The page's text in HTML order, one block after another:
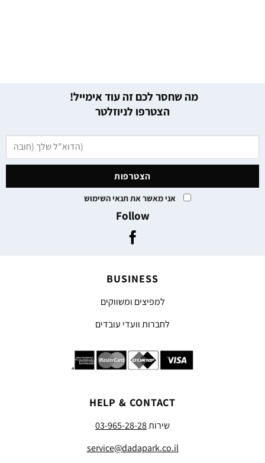
מה שחסר לכם זה עוד אימייל!
הצטרפו לניוזלטר
אני מאשר את תנאי השימוש
Follow
BUSINESS
למפיצים ומשווקים
לחברות וועדי עובדים
HELP & CONTACT
שירות03-965-28-28
service@dadapark.co.il